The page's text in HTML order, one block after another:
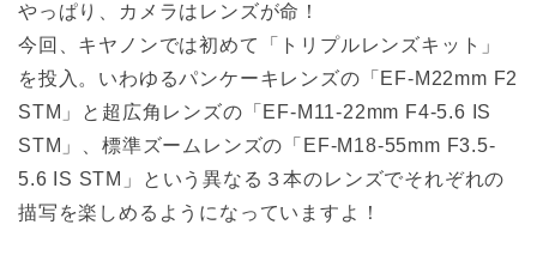
やっぱり、カメラはレンズが命！
今回、キヤノンでは初めて「トリプルレンズキット」
を投入。いわゆるパンケーキレンズの「EF-M22mm F2
STM」と超広角レンズの「EF-M11-22mm F4-5.6 IS
STM」、標準ズームレンズの「EF-M18-55mm F3.5-
5.6 IS STM」という異なる３本のレンズでそれぞれの
描写を楽しめるようになっていますよ！